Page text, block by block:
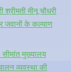
मीनू चौधरी
जवानों के कल्याण
सीमांत मुख्यालय
व्यवस्था की